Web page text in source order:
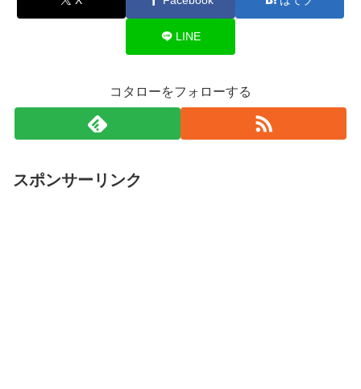
LINE
コタローをフォローする
スポンサーリンク